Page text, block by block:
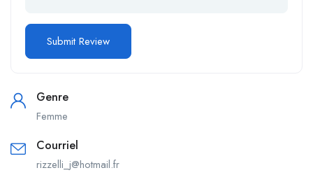
Genre
Femme
Courriel
rizzelli_j@hotmail.fr